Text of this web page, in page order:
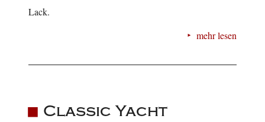
Lack.
mehr lesen
Classic Yacht